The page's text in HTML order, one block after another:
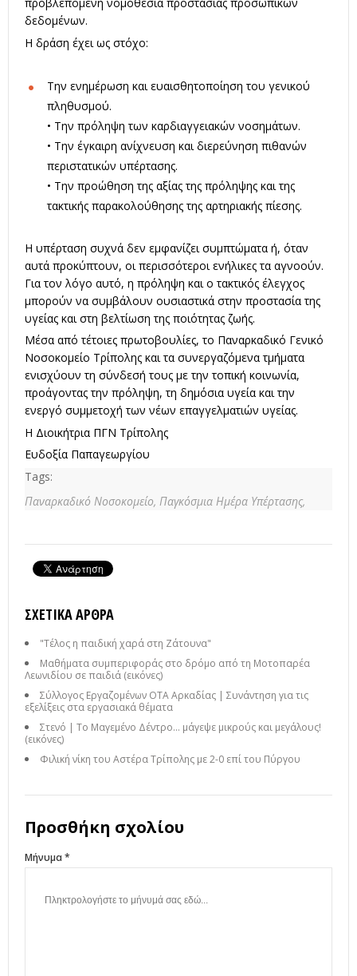
δεδομένων.
Η δράση έχει ως στόχο:
Την ενημέρωση και ευαισθητοποίηση του γενικού
πληθυσμού.
• Την πρόληψη των καρδιαγγειακών νοσημάτων.
• Την έγκαιρη ανίχνευση και διερεύνηση πιθανών
περιστατικών υπέρτασης.
• Την προώθηση της αξίας της πρόληψης και της
τακτικής παρακολούθησης της αρτηριακής πίεσης.
Η υπέρταση συχνά δεν εμφανίζει συμπτώματα ή, όταν
αυτά προκύπτουν, οι περισσότεροι ενήλικες τα αγνοούν.
Για τον λόγο αυτό, η πρόληψη και ο τακτικός έλεγχος
μπορούν να συμβάλουν ουσιαστικά στην προστασία της
υγείας και στη βελτίωση της ποιότητας ζωής.
Μέσα από τέτοιες πρωτοβουλίες, το Παναρκαδικό Γενικό
Νοσοκομείο Τρίπολης και τα συνεργαζόμενα τμήματα
ενισχύουν τη σύνδεσή τους με την τοπική κοινωνία,
προάγοντας την πρόληψη, τη δημόσια υγεία και την
ενεργό συμμετοχή των νέων επαγγελματιών υγείας.
Η Διοικήτρια ΠΓΝ Τρίπολης
Ευδοξία Παπαγεωργίου
Tags:
Παναρκαδικό Νοσοκομείο, Παγκόσμια Ημέρα Υπέρτασης,
ΣΧΕΤΙΚΆ ΆΡΘΡΑ
"Τέλος η παιδική χαρά στη Ζάτουνα"
Μαθήματα συμπεριφοράς στο δρόμο από τη Μοτοπαρέα
Λεωνιδίου σε παιδιά (εικόνες)
Σύλλογος Εργαζομένων ΟΤΑ Αρκαδίας | Συνάντηση για τις
εξελίξεις στα εργασιακά θέματα
Στενό | Το Μαγεμένο Δέντρο… μάγεψε μικρούς και μεγάλους!
(εικόνες)
Φιλική νίκη του Αστέρα Τρίπολης με 2-0 επί του Πύργου
Προσθήκη σχολίου
Μήνυμα *